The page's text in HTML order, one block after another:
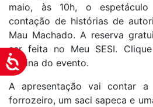
Acessibilidade
maio, às 10h, o espetáculo
contação de histórias de
Mau Machado. A reserva
ser feita no Meu SESI. Clique
página do evento.
A apresentação vai contar
forrozeiro, um saci sapeca e